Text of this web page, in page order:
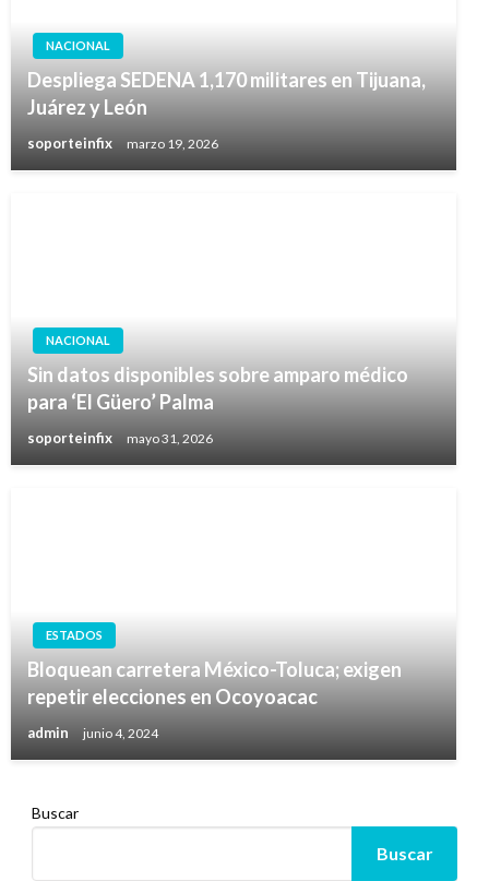
NACIONAL
Despliega SEDENA 1,170 militares en Tijuana,
Juárez y León
soporteinfix marzo 19, 2026
NACIONAL
Sin datos disponibles sobre amparo médico
para ‘El Güero’ Palma
soporteinfix mayo 31, 2026
ESTADOS
Bloquean carretera México-Toluca; exigen
repetir elecciones en Ocoyoacac
admin junio 4, 2024
Buscar
Buscar